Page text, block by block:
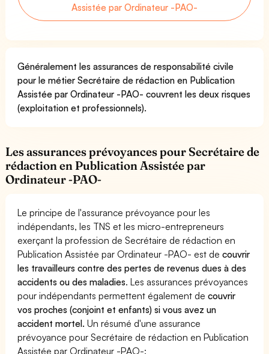
Assistée par Ordinateur -PAO-
Généralement les assurances de responsabilité civile
pour le métier Secrétaire de rédaction en Publication
Assistée par Ordinateur -PAO- couvrent les deux risques
(exploitation et professionnels).
Les assurances prévoyances pour Secrétaire de
rédaction en Publication Assistée par
Ordinateur -PAO-
Le principe de l'assurance prévoyance pour les
indépendants, les TNS et les micro-entrepreneurs
exerçant la profession de Secrétaire de rédaction en
Publication Assistée par Ordinateur -PAO- est decouvrir
les travailleurs contre des pertes de revenus dues à des
accidents ou des maladies. Les assurances prévoyances
pour indépendants permettent également decouvrir
vos proches (conjoint et enfants) si vous avez un
accident mortel. Un résumé d'une assurance
prévoyance pour Secrétaire de rédaction en Publication
Assistée par Ordinateur -PAO-: